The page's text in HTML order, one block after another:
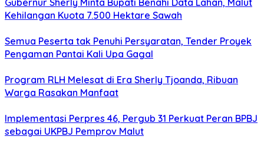
Gubernur Sherly Minta Bupati Benahi Data Lahan, Malut
Kehilangan Kuota 7.500 Hektare Sawah
Semua Peserta tak Penuhi Persyaratan, Tender Proyek
Pengaman Pantai Kali Upa Gagal
Program RLH Melesat di Era Sherly Tjoanda, Ribuan
Warga Rasakan Manfaat
Implementasi Perpres 46, Pergub 31 Perkuat Peran BPBJ
sebagai UKPBJ Pemprov Malut